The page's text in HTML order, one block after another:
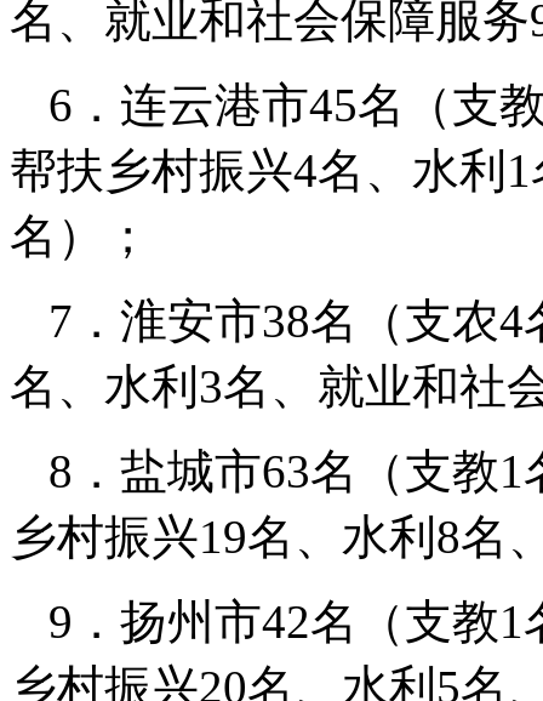
名、就业和社会保障服务
6．连云港市45名（支
帮扶乡村振兴4名、水利
名）；
7．淮安市38名（支农
名、水利3名、就业和社
8．盐城市63名（支教
乡村振兴19名、水利8名
9．扬州市42名（支教
乡村振兴20名、水利5名